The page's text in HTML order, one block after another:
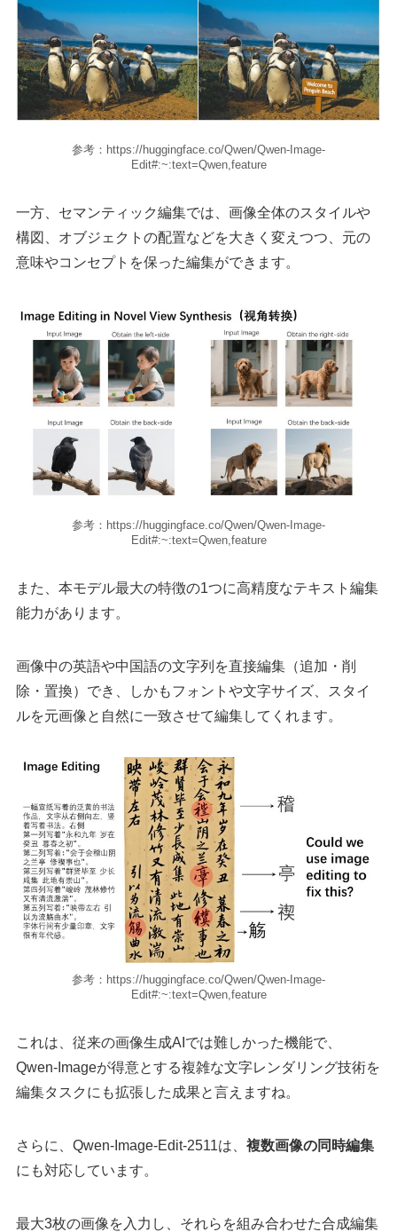
参考：https://huggingface.co/Qwen/Qwen-Image-
Edit#:~:text=Qwen,feature
一方、セマンティック編集では、画像全体のスタイルや
構図、オブジェクトの配置などを大きく変えつつ、元の
意味やコンセプトを保った編集ができます。
参考：https://huggingface.co/Qwen/Qwen-Image-
Edit#:~:text=Qwen,feature
また、本モデル最大の特徴の1つに高精度なテキスト編集
能力があります。
画像中の英語や中国語の文字列を直接編集（追加・削
除・置換）でき、しかもフォントや文字サイズ、スタイ
ルを元画像と自然に一致させて編集してくれます。
参考：https://huggingface.co/Qwen/Qwen-Image-
Edit#:~:text=Qwen,feature
これは、従来の画像生成AIでは難しかった機能で、
Qwen-Imageが得意とする複雑な文字レンダリング技術を
編集タスクにも拡張した成果と言えますね。
さらに、Qwen-Image-Edit-2511は、 複数画像の同時編集
にも対応しています。
最大3枚の画像を入力し、それらを組み合わせた合成編集